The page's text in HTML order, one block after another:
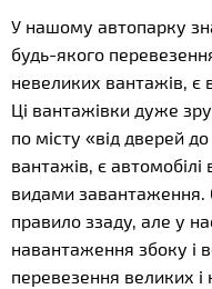
У нашому автопарку
будь-якого
невеликих вантажів, є
Ці вантажівки дуже
по місту «від дверей
вантажів, є автомобілі
видами завантаження.
правило ззаду, але у
навантаження збоку і
перевезення великих і